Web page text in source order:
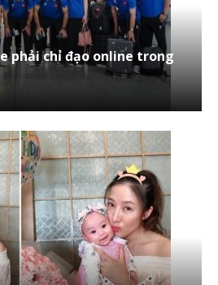
phải chỉ đạo online trong